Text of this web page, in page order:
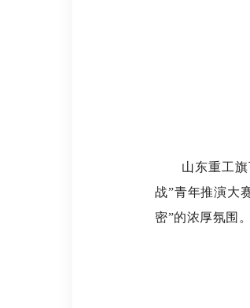
山东重工旗下
战”青年推演大
密”的浓厚氛围。